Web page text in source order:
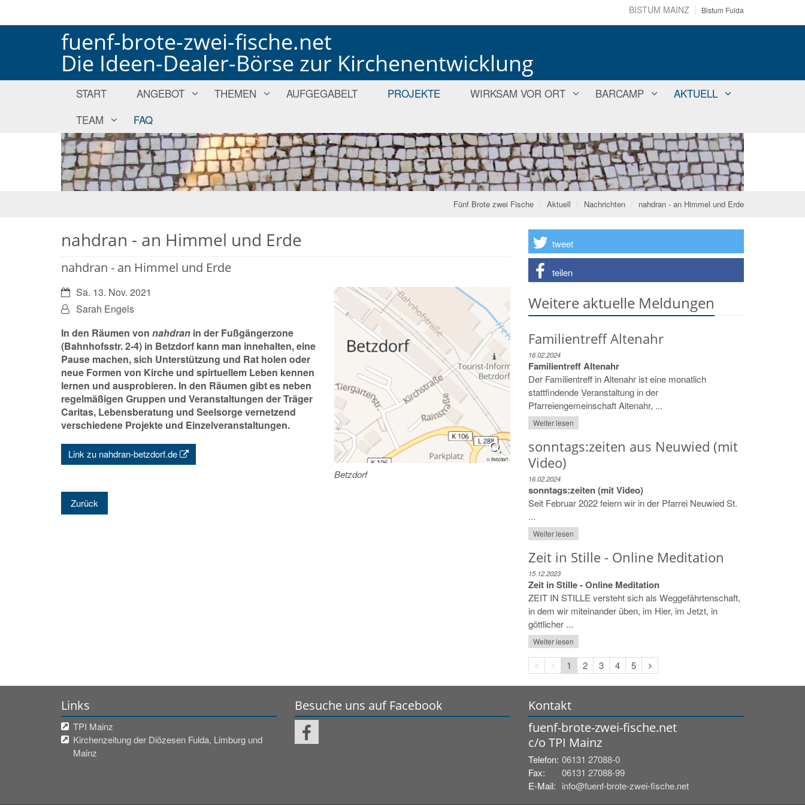
BISTUM MAINZ Bistum Fulda
fuenf-brote-zwei-fische.net
Die Ideen-Dealer-Börse zur Kirchenentwicklung
START ANGEBOT THEMEN AUFGEGABELT PROJEKTE WIRKSAM VOR ORT BARCAMP
AKTUELL
TEAM
FAQ
Fünf Brote zwei Fische Aktuell Nachrichten nahdran - an Himmel und Erde
nahdran - an Himmel und Erde
nahdran - an Himmel und Erde
© Betzdorf
Betzdorf
Datum:Sa. 13. Nov. 2021
Von:Sarah Engels
In den Räumen von nahdran in der Fußgängerzone
(Bahnhofsstr. 2-4) in Betzdorf kann man innehalten, eine
Pause machen, sich Unterstützung und Rat holen oder
neue Formen von Kirche und spirtuellem Leben kennen
lernen und ausprobieren. In den Räumen gibt es neben
regelmäßigen Gruppen und Veranstaltungen der Träger
Caritas, Lebensberatung und Seelsorge vernetzend
verschiedene Projekte und Einzelveranstaltungen.
Link zu nahdran-betzdorf.de
Zurück
tweet
teilen
Weitere aktuelle Meldungen
Familientreff Altenahr
16.02.2024
Familientreff Altenahr
Der Familientreff in Altenahr ist eine monatlich
stattfindende Veranstaltung in der
Pfarreiengemeinschaft Altenahr, ...
Weiter lesen
sonntags:zeiten aus Neuwied (mit
Video)
16.02.2024
sonntags:zeiten (mit Video)
Seit Februar 2022 feiern wir in der Pfarrei Neuwied St.
...
Weiter lesen
Zeit in Stille - Online Meditation
15.12.2023
Zeit in Stille - Online Meditation
ZEIT IN STILLE versteht sich als Weggefährtenschaft,
in dem wir miteinander üben, im Hier, im Jetzt, in
göttlicher ...
Weiter lesen
Erste
Seite
Vorherige
Seite
1 2 3 4 5
Nächste
Seite
Links
TPI Mainz
Kirchenzeitung der Diözesen Fulda, Limburg und
Mainz
Besuche uns auf Facebook
Kontakt
fuenf-brote-zwei-fische.net
c/o TPI Mainz
Telefon: 06131 27088-0
Fax:
06131 27088-99
E-Mail: info@fuenf-brote-zwei-fische.net